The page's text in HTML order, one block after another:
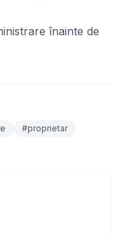
înainte de
#proprietar